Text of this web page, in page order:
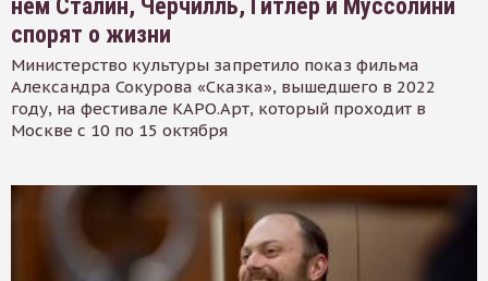
нем Сталин, Черчилль, Гитлер и Муссолини
спорят о жизни
Министерство культуры запретило показ фильма
Александра Сокурова «Сказка», вышедшего в 2022
году, на фестивале КАРО.Арт, который проходит в
Москве с 10 по 15 октября